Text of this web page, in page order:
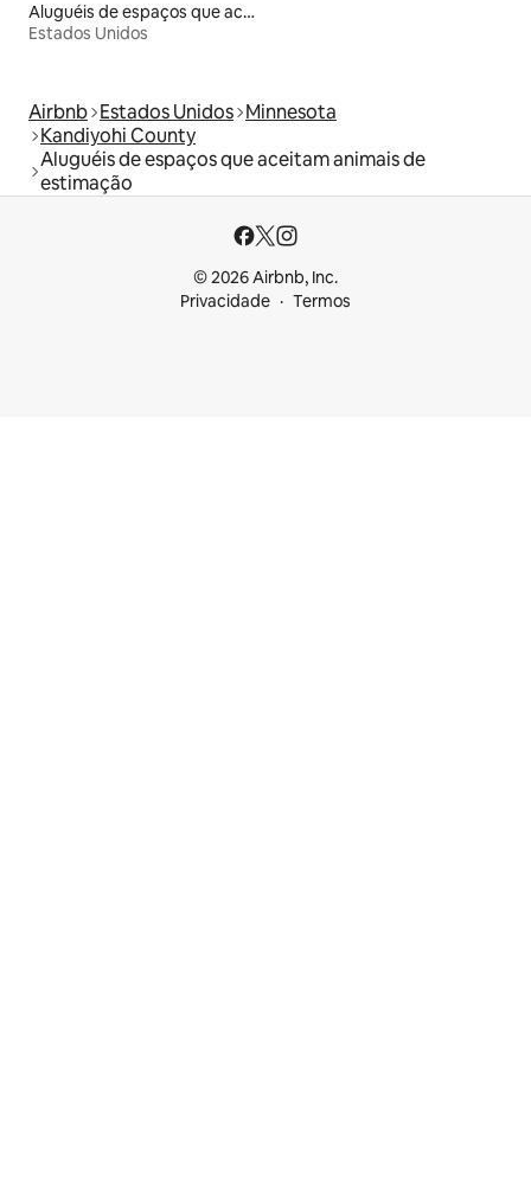
Aluguéis de espaços que aceitam animais de estimação
Estados Unidos
Airbnb Estados Unidos Minnesota
Kandiyohi County
Aluguéis de espaços que aceitam animais de
estimação
© 2026 Airbnb, Inc.
Privacidade
Termos